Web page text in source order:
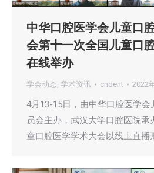
中华口腔医学会儿童口
会第十一次全国儿童口
在线举办
学会动态, 学术资讯 cndent 2022
4月13-15日，由中华口腔医学
员会主办，武汉大学口腔医院
童口腔医学学术大会以线上直播